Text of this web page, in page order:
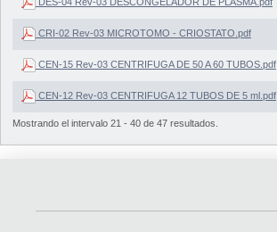
CRI-02 Rev-03 MICROTOMO - CRIOSTATO.pdf
CEN-15 Rev-03 CENTRIFUGA DE 50 A 60 TUBOS.pdf
CEN-12 Rev-03 CENTRIFUGA 12 TUBOS DE 5 ml.pdf
Mostrando el intervalo 21 - 40 de 47 resultados.